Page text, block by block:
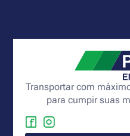
Transportar com
para cumpir suas